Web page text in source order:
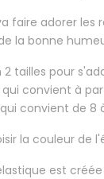
faire adorer les
la bonne
2 tailles pour
convient à
convient de 8
la couleur de
est